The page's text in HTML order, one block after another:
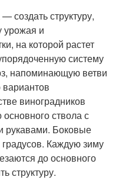
создать структуру,
урожая и
на которой растет
систему
напоминающую ветви
виноградников
основного ствола с
рукавами. Боковые
Каждую зиму
до основного
структуру.